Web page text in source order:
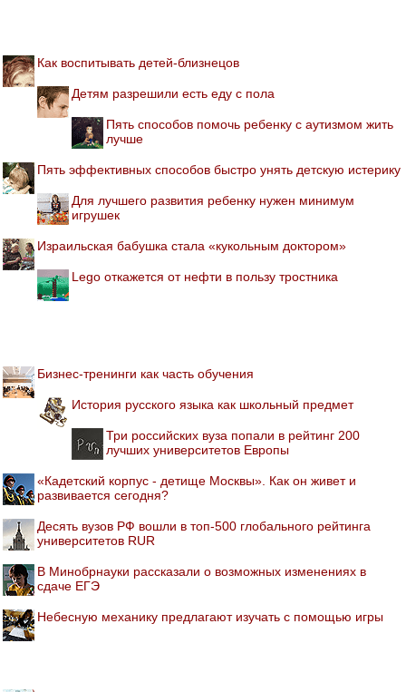
Как воспитывать детей-близнецов
Детям разрешили есть еду с пола
Пять способов помочь ребенку с аутизмом жить
лучше
Пять эффективных способов быстро унять детскую истерику
Для лучшего развития ребенку нужен минимум
игрушек
Израильская бабушка стала «кукольным доктором»
Lego откажется от нефти в пользу тростника
Бизнес-тренинги как часть обучения
История русского языка как школьный предмет
Три российских вуза попали в рейтинг 200
лучших университетов Европы
«Кадетский корпус - детище Москвы». Как он живет и
развивается сегодня?
Десять вузов РФ вошли в топ-500 глобального рейтинга
университетов RUR
В Минобрнауки рассказали о возможных изменениях в
сдаче ЕГЭ
Небесную механику предлагают изучать с помощью игры